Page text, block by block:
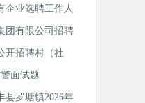
企业选聘工作人
团有限公司招聘
开招聘村（社
面试题
县罗塘镇2026年